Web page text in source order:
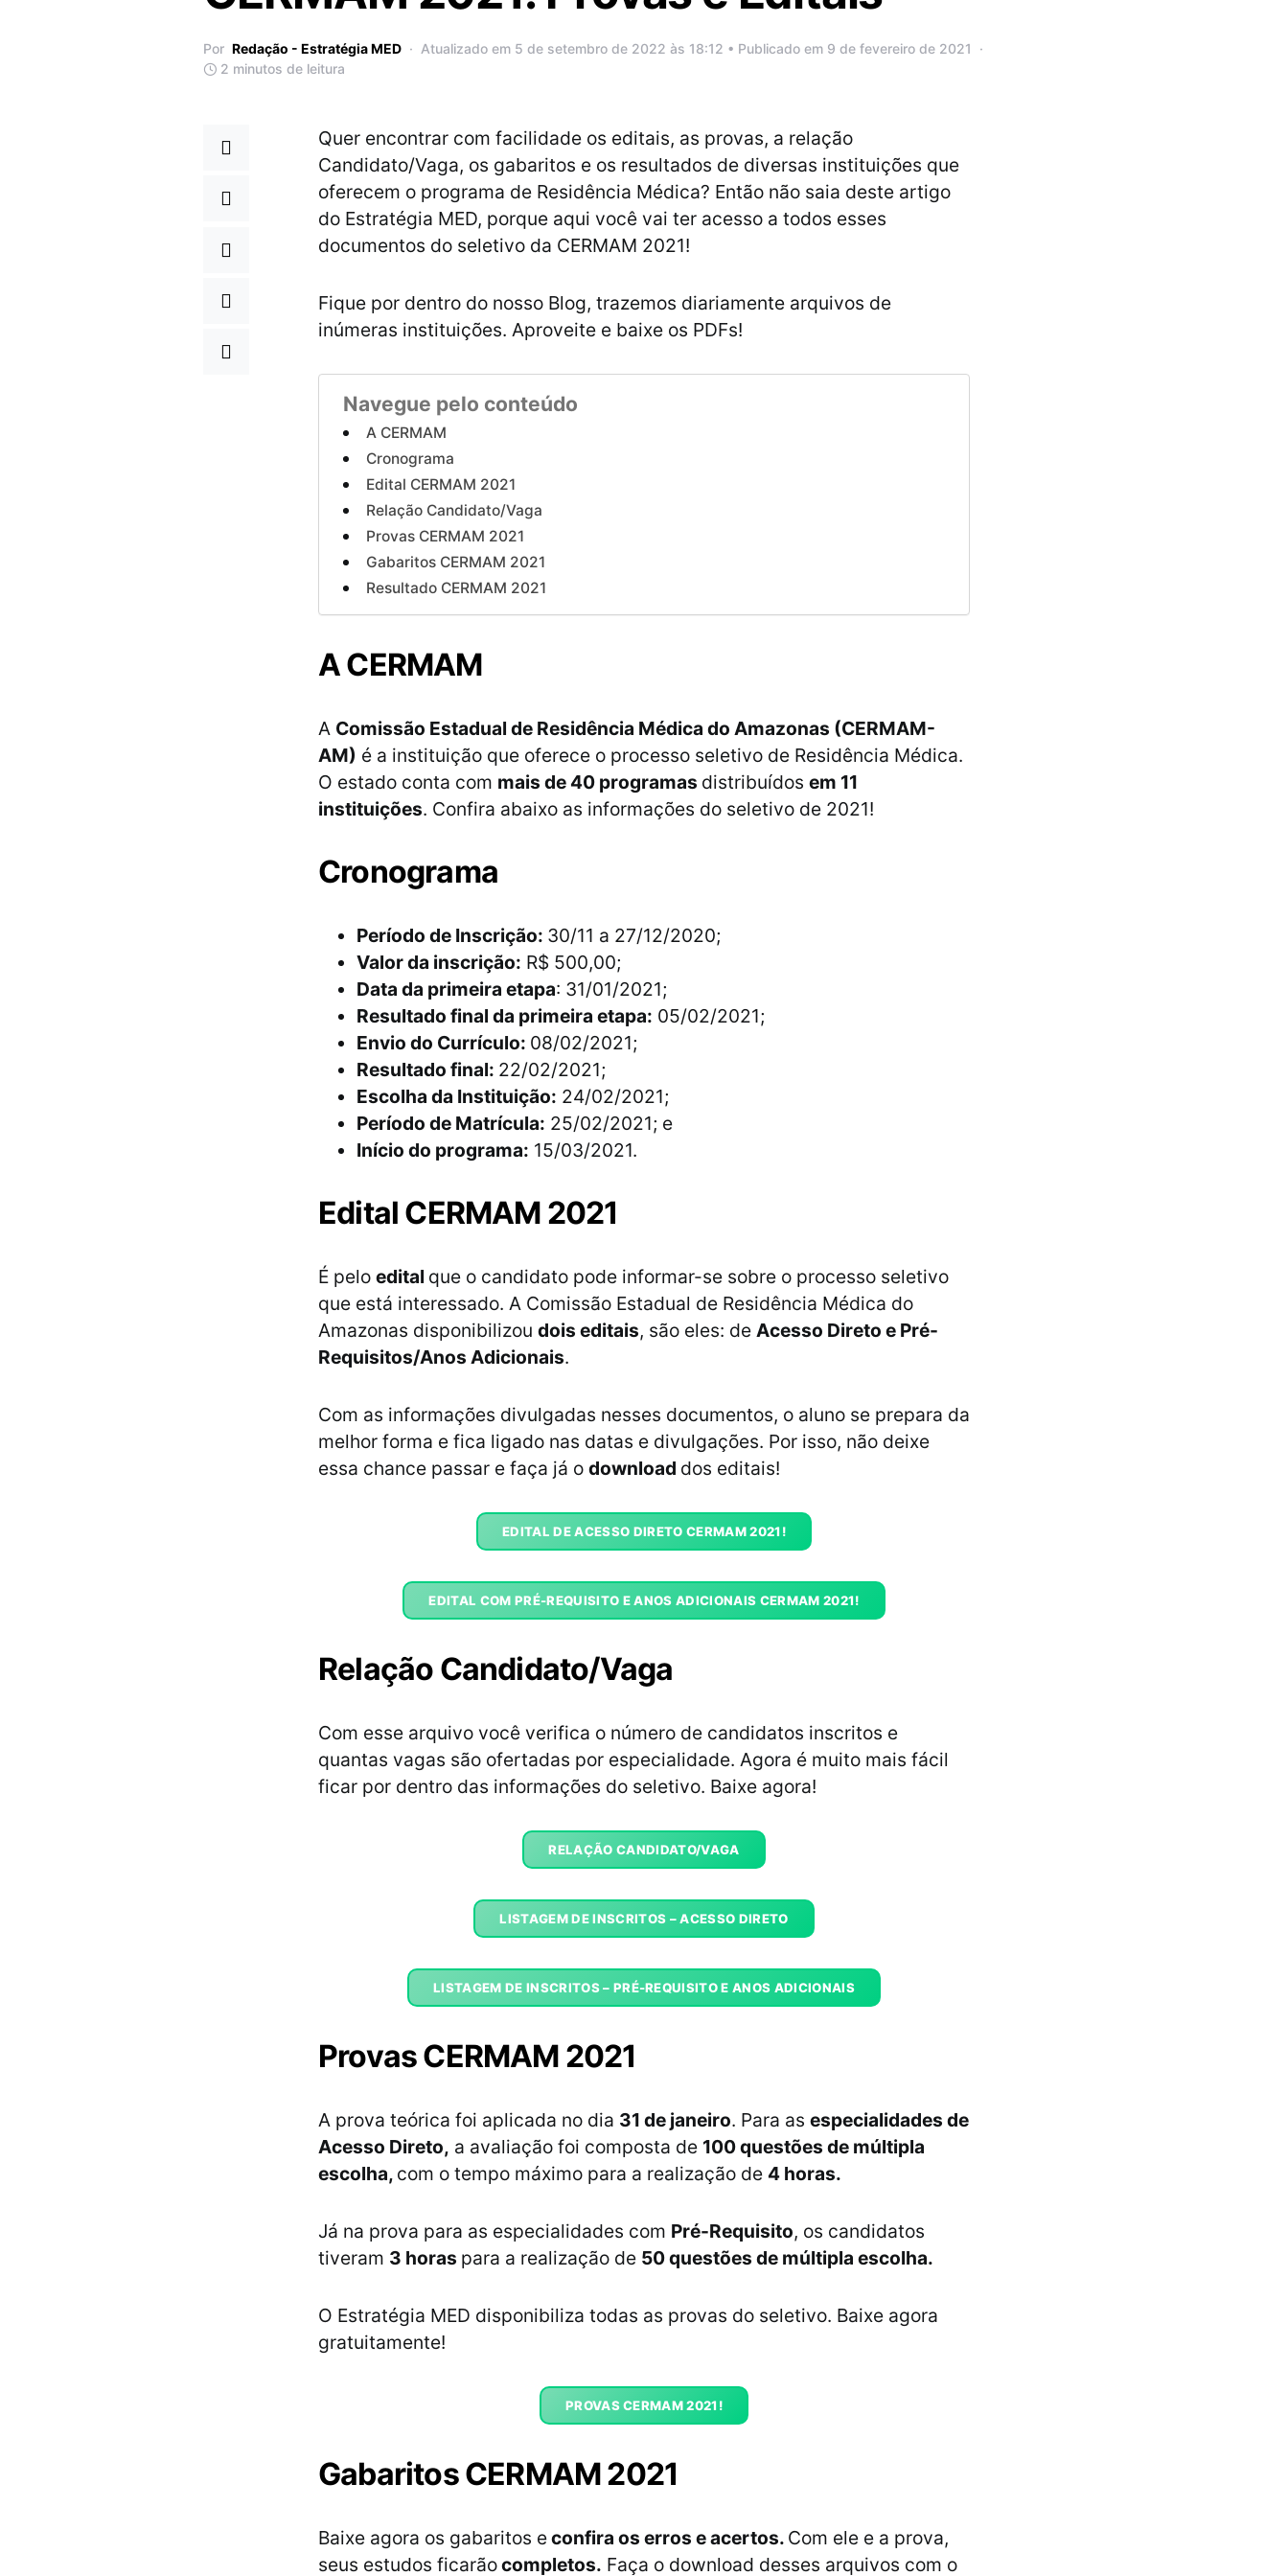
Por Redação - Estratégia MED
Atualizado em 5 de setembro de 2022 às 18:12 • Publicado em 9 de fevereiro de 2021
2 minutos de leitura
Quer encontrar com facilidade os editais, as provas, a relação
Candidato/Vaga, os gabaritos e os resultados de diversas instituições que
oferecem o programa de Residência Médica? Então não saia deste artigo
do Estratégia MED, porque aqui você vai ter acesso a todos esses
documentos do seletivo da CERMAM 2021!
Fique por dentro do nosso Blog, trazemos diariamente arquivos de
inúmeras instituições. Aproveite e baixe os PDFs!
Navegue pelo conteúdo
A CERMAM
Cronograma
Edital CERMAM 2021
Relação Candidato/Vaga
Provas CERMAM 2021
Gabaritos CERMAM 2021
Resultado CERMAM 2021
A CERMAM
A Comissão Estadual de Residência Médica do Amazonas (CERMAM-
AM) é a instituição que oferece o processo seletivo de Residência Médica.
O estado conta com mais de 40 programas distribuídos em 11
instituições. Confira abaixo as informações do seletivo de 2021!
Cronograma
Período de Inscrição: 30/11 a 27/12/2020;
Valor da inscrição: R$ 500,00;
Data da primeira etapa: 31/01/2021;
Resultado final da primeira etapa: 05/02/2021;
Envio do Currículo: 08/02/2021;
Resultado final: 22/02/2021;
Escolha da Instituição: 24/02/2021;
Período de Matrícula: 25/02/2021; e
Início do programa: 15/03/2021.
Edital CERMAM 2021
É pelo edital que o candidato pode informar-se sobre o processo seletivo
que está interessado. A Comissão Estadual de Residência Médica do
Amazonas disponibilizou dois editais, são eles: de Acesso Direto e Pré-
Requisitos/Anos Adicionais.
Com as informações divulgadas nesses documentos, o aluno se prepara da
melhor forma e fica ligado nas datas e divulgações. Por isso, não deixe
essa chance passar e faça já o download dos editais!
EDITAL DE ACESSO DIRETO CERMAM 2021!
EDITAL COM PRÉ-REQUISITO E ANOS ADICIONAIS CERMAM 2021!
Relação Candidato/Vaga
Com esse arquivo você verifica o número de candidatos inscritos e
quantas vagas são ofertadas por especialidade. Agora é muito mais fácil
ficar por dentro das informações do seletivo. Baixe agora!
RELAÇÃO CANDIDATO/VAGA
LISTAGEM DE INSCRITOS – ACESSO DIRETO
LISTAGEM DE INSCRITOS – PRÉ-REQUISITO E ANOS ADICIONAIS
Provas CERMAM 2021
A prova teórica foi aplicada no dia 31 de janeiro. Para as especialidades de
Acesso Direto, a avaliação foi composta de 100 questões de múltipla
escolha, com o tempo máximo para a realização de 4 horas.
Já na prova para as especialidades com Pré-Requisito, os candidatos
tiveram 3 horas para a realização de 50 questões de múltipla escolha.
O Estratégia MED disponibiliza todas as provas do seletivo. Baixe agora
gratuitamente!
PROVAS CERMAM 2021!
Gabaritos CERMAM 2021
Baixe agora os gabaritos econfira os erros e acertos. Com ele e a prova,
seus estudos ficarãocompletos. Faça o download desses arquivos com o